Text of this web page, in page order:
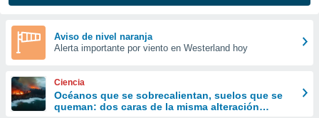
las
forma
digital
basada
Aviso de nivel naranja
Alerta importante por viento en Westerland hoy
Ciencia
Océanos que se sobrecalientan, suelos que se
queman: dos caras de la misma alteración